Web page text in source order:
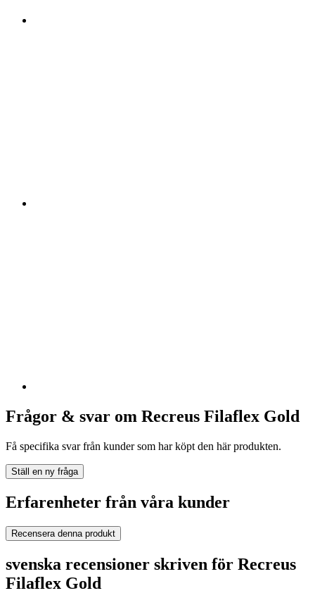
Frågor & svar om Recreus Filaflex Gold
Få specifika svar från kunder som har köpt den här produkten.
Ställ en ny fråga
Erfarenheter från våra kunder
Recensera denna produkt
svenska recensioner skriven för Recreus
Filaflex Gold